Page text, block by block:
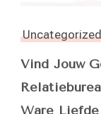
Vind Jouw
Ware Liefde